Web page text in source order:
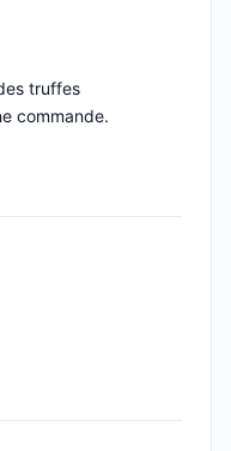
truffes
commande.